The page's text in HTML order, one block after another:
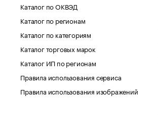
Каталог по ОКВЭД
Каталог по регионам
Каталог по категориям
Каталог торговых марок
Каталог ИП по регионам
Правила использования сервиса
Правила использования изображений